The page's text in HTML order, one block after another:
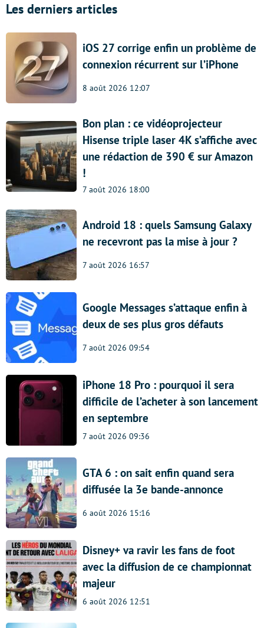
Les derniers articles
iOS 27 corrige enfin un problème de
connexion récurrent sur l’iPhone
8 août 2026 12:07
Bon plan : ce vidéoprojecteur
Hisense triple laser 4K s’affiche avec
une rédaction de 390 € sur Amazon
!
7 août 2026 18:00
Android 18 : quels Samsung Galaxy
ne recevront pas la mise à jour ?
7 août 2026 16:57
Google Messages s’attaque enfin à
deux de ses plus gros défauts
7 août 2026 09:54
iPhone 18 Pro : pourquoi il sera
difficile de l’acheter à son lancement
en septembre
7 août 2026 09:36
GTA 6 : on sait enfin quand sera
diffusée la 3e bande-annonce
6 août 2026 15:16
Disney+ va ravir les fans de foot
avec la diffusion de ce championnat
majeur
6 août 2026 12:51